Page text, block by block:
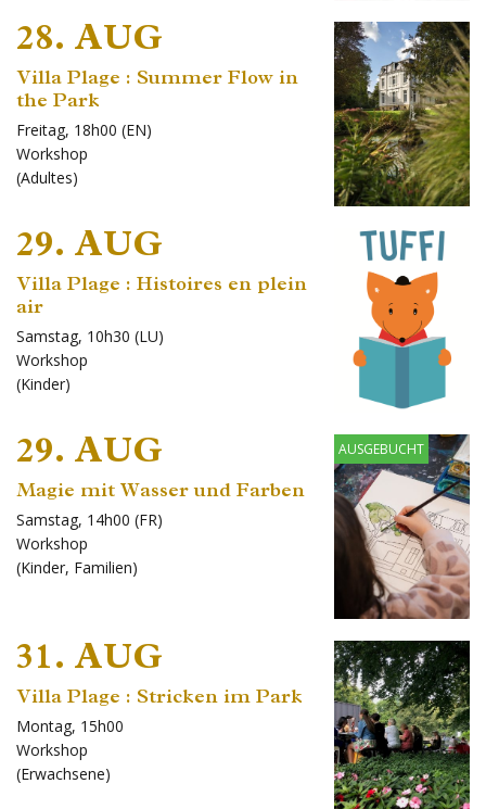
28. AUG
Villa Plage : Summer Flow in
the Park
Freitag, 18h00 (EN)
Workshop
(Adultes)
29. AUG
Villa Plage : Histoires en plein
air
Samstag, 10h30 (LU)
Workshop
(Kinder)
29. AUG AUSGEBUCHT
Magie mit Wasser und Farben
Samstag, 14h00 (FR)
Workshop
(Kinder, Familien)
31. AUG
Villa Plage : Stricken im Park
Montag, 15h00
Workshop
(Erwachsene)